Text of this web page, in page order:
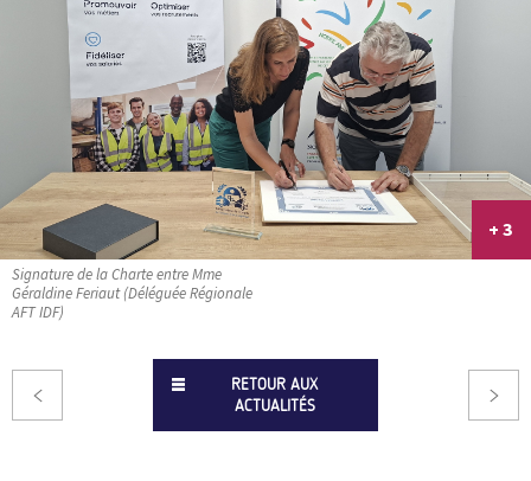
Signature de la Charte entre Mme
Géraldine Feriaut (Déléguée Régionale
AFT IDF)
+ 3
RETOUR AUX
ACTUALITÉS